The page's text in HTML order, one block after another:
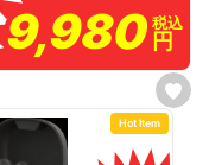
s
e
9,980
9,980税込
税込
円
円
Hot Item